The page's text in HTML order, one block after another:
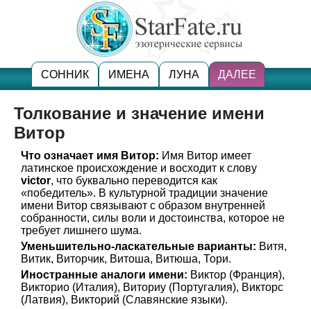
СОННИК ИМЕНА ЛУНА ДАЛЕЕ
Толкование и значение имени
Витор
Что означает имя Витор: Имя Витор имеет
латинское происхождение и восходит к слову
victor, что буквально переводится как
«победитель». В культурной традиции значение
имени Витор связывают с образом внутренней
собранности, силы воли и достоинства, которое не
требует лишнего шума.
Уменьшительно-ласкательные варианты: Витя,
Витик, Виторчик, Витоша, Витюша, Тори.
Иностранные аналоги имени: Виктор (Франция),
Викторио (Италия), Виториу (Португалия), Викторс
(Латвия), Викторий (Славянские языки).